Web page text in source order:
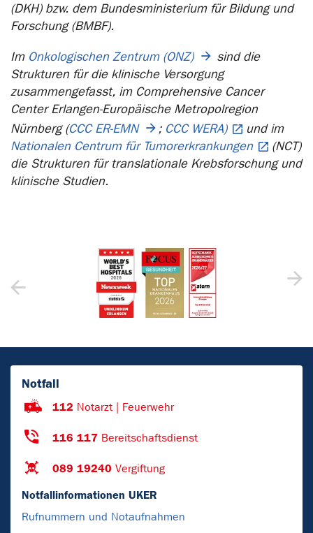
(DKH) bzw. dem Bundesministerium für Bildung und
Forschung (BMBF).
Im Onkologischen Zentrum (ONZ)
sind die
Strukturen für die klinische Versorgung
zusammengefasst, im Comprehensive Cancer
Center Erlangen-Europäische Metropolregion
Nürnberg (CCC ER-EMN ; CCC WERA)
und im
Nationalen Centrum für Tumorerkrankungen
(NCT)
die Strukturen für translationale Krebsforschung und
klinische Studien.
Notfall
112 Notarzt | Feuerwehr
116 117 Bereitschaftsdienst
089 19240 Vergiftung
Notfallinformationen UKER
Rufnummern und Notaufnahmen